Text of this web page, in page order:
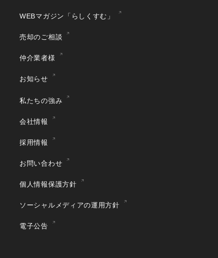
WEBマガジン「らしくすむ」
売却のご相談
仲介業者様
お知らせ
私たちの強み
会社情報
採用情報
お問い合わせ
個人情報保護方針
ソーシャルメディアの運用方針
電子公告